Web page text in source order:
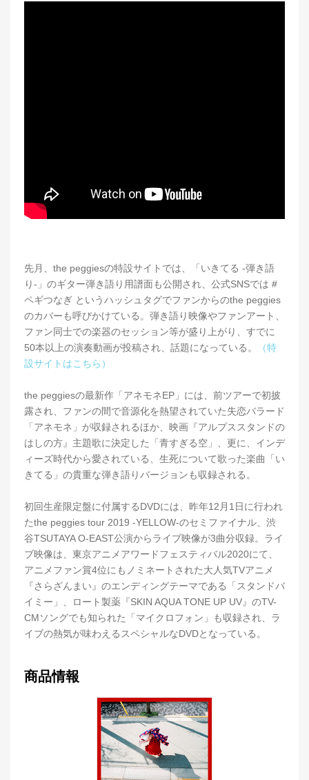
先月、the peggiesの特設サイトでは、「いきてる -弾き語
り-」のギター弾き語り用譜面も公開され、公式SNSでは #
ペギつなぎ というハッシュタグでファンからのthe peggies
のカバーも呼びかけている。弾き語り映像やファンアート、
ファン同士での楽器のセッション等が盛り上がり、すでに
50本以上の演奏動画が投稿され、話題になっている。
（特
設サイトはこちら）
the peggiesの最新作「アネモネEP」には、前ツアーで初披
露され、ファンの間で音源化を熱望されていた失恋バラード
「アネモネ」が収録されるほか、映画『アルプススタンドの
はしの方』主題歌に決定した「青すぎる空」、更に、インデ
ィーズ時代から愛されている、生死について歌った楽曲「い
きてる」の貴重な弾き語りバージョンも収録される。
初回生産限定盤に付属するDVDには、昨年12月1日に行われ
たthe peggies tour 2019 -YELLOW-のセミファイナル、渋
谷TSUTAYA O-EAST公演からライブ映像が3曲分収録。ライ
ブ映像は、東京アニメアワードフェスティバル2020にて、
アニメファン賞4位にもノミネートされた大人気TVアニメ
『さらざんまい』のエンディングテーマである「スタンドバ
イミー」、ロート製薬『SKIN AQUA TONE UP UV』のTV-
CMソングでも知られた「マイクロフォン」も収録され、ラ
イブの熱気が味わえるスペシャルなDVDとなっている。
商品情報